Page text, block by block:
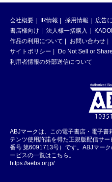
会社概要 IR情報 採用情報 広告
書店様向け
法人様一括購入
作品の利用について
お問い合わせ
サイトポリシー
Do Not Sell or
利用者情報の外部送信について
ABJマークは、この電子書店・電子
テンツ使用許諾を得た正規版配信サ
番号 第6091713号）です。ABJマー
ービスの一覧はこちら。
https://aebs.or.jp/